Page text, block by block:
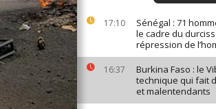
17:10
Sénégal : 71
le cadre du
répression de
16:37
Burkina Faso : le
technique qui fait
et malentendants